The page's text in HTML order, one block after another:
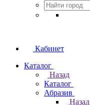
Кабинет
Каталог
Назад
Каталог
Абразив
Назад